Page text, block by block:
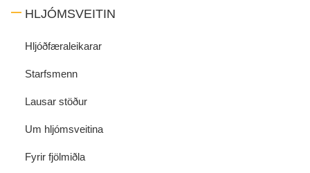
HLJÓMSVEITIN
Hljóðfæraleikarar
Starfsmenn
Lausar stöður
Um hljómsveitina
Fyrir fjölmiðla